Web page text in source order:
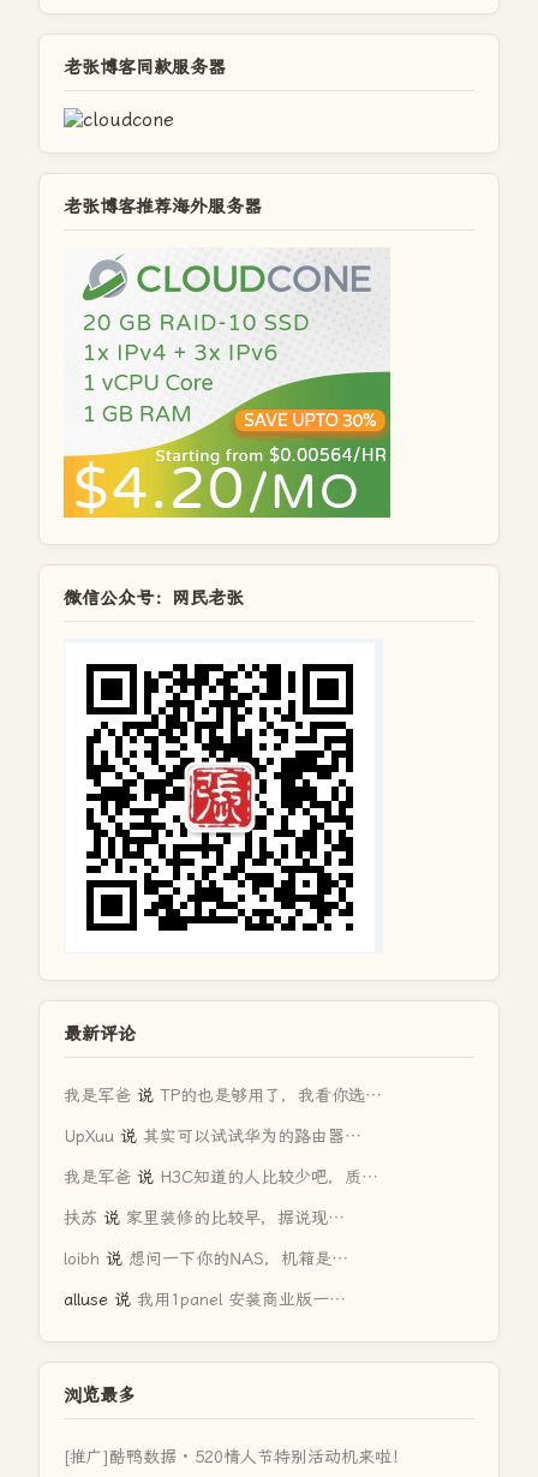
老张博客同款服务器
老张博客推荐海外服务器
微信公众号：网民老张
最新评论
我是军爸 说 TP的也是够用了，我看你选…
UpXuu 说 其实可以试试华为的路由器…
我是军爸 说 H3C知道的人比较少吧，质…
扶苏 说 家里装修的比较早，据说现…
loibh 说 想问一下你的NAS，机箱是…
alluse 说 我用1panel 安装商业版一…
浏览最多
[推广]酷鸭数据 · 520情人节特别活动机来啦！